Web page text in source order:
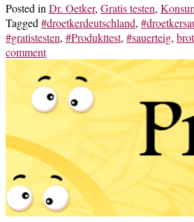
Posted inDr. Oetker, Gratis testen,
Tagged#droetkerdeutschland,
#gratistesten, #Produkttest, #sauerteig,
comment